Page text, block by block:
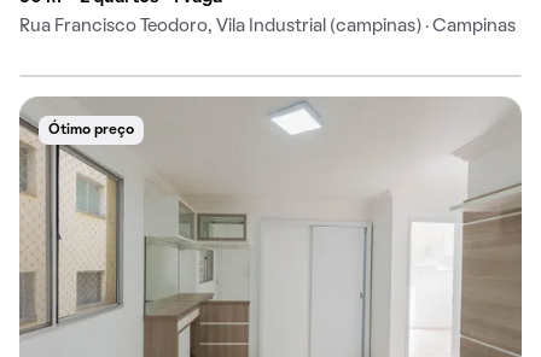
Rua Francisco Teodoro, Vila Industrial (campinas) · Campinas
Ótimo preço